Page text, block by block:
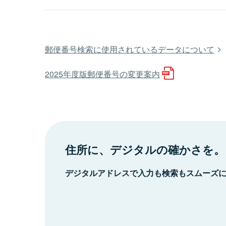
郵便番号検索に使用されているデータについて
2025年度版郵便番号の変更案内
住所に、デジタルの確かさを。
デジタルアドレスで入力も検索もスムーズ